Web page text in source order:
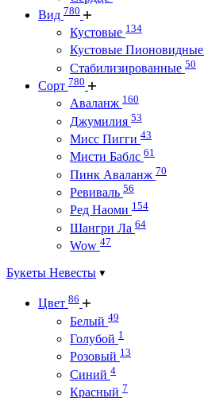
Вид 780
Кустовые 134
Кустовые Пионовидные
Стабилизированные 50
Сорт 780
Аваланж 160
Джумилия 53
Мисс Пигги 43
Мисти Баблс 61
Пинк Аваланж 70
Ревиваль 56
Ред Наоми 154
Шангри Ла 64
Wow 47
Букеты Невесты
Цвет 86
Белый 49
Голубой 1
Розовый 13
Синий 4
Красный 7